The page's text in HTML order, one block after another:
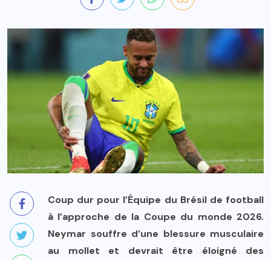
Coup dur pour l’Équipe du Brésil de football
à l’approche de la Coupe du monde 2026.
Neymar souffre d’une blessure musculaire
au mollet et devrait être éloigné des